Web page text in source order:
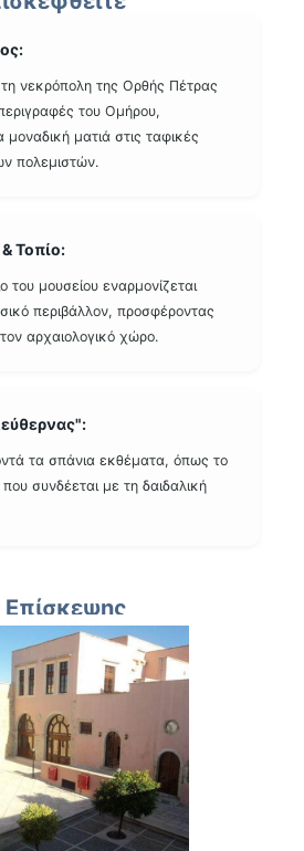
νεκρόπολη της Ορθής Πέτρας
του Ομήρου,
ματιά στις ταφικές
πολεμιστών.
Τοπίο:
του μουσείου εναρμονίζεται
περιβάλλον, προσφέροντας
αρχαιολογικό χώρο.
τα σπάνια εκθέματα, όπως το
συνδέεται με τη δαιδαλική
απέχει περίπου 25
και η διαδρομή μέσα από τα
είναι μαγευτική. Αποτελεί
για κάθε λάτρη της ιστορίας.
Μουσείου